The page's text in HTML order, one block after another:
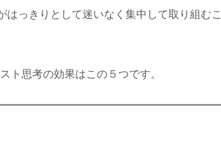
はっきりとして迷いなく集中して取り組むこ
ト思考の効果はこの５つです。